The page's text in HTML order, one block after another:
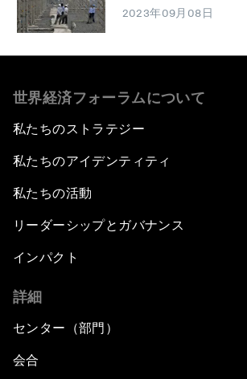
2023年09月08日
世界経済フォーラムについて
私たちのストラテジー
私たちのアイデンティティ
私たちの活動
リーダーシップとガバナンス
インパクト
詳細
センター（部門）
会合